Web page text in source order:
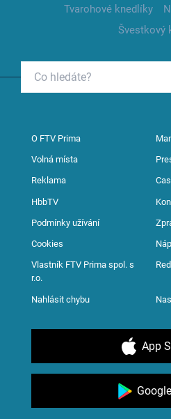
Tvarohové knedlíky
Švestkový
O FTV Prima
Volná místa
Reklama
HbbTV
Podmínky užívání
Cookies
Vlastník FTV Prima spol. s
r.o.
Nahlásit chybu
App